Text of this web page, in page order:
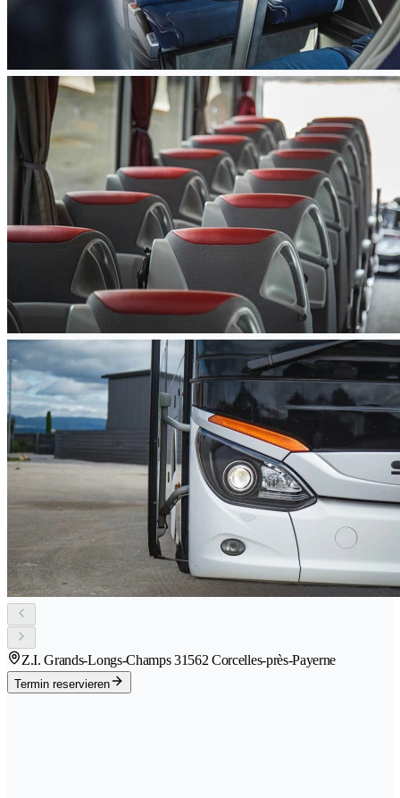
Z.I. Grands-Longs-Champs 31562 Corcelles-près-Payerne
Termin reservieren